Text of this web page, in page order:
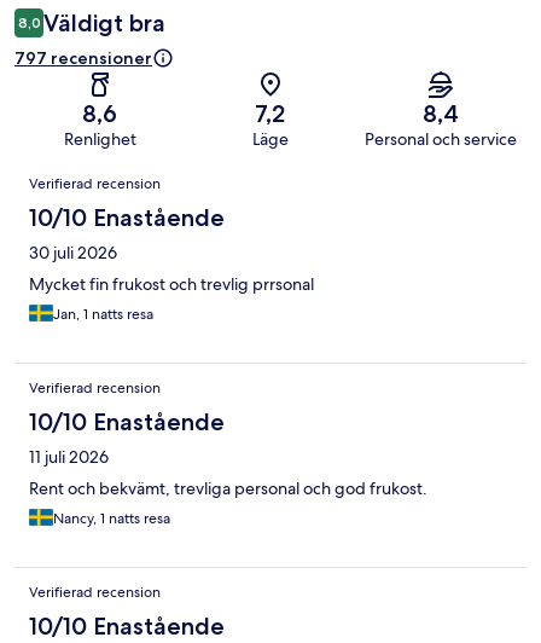
8,0 Väldigt bra
797 recensioner
8,6
Renlighet
7,2
Läge
8,4
Personal och service
Recensioner
Verifierad recension
10/10 Enastående
30 juli 2026
Mycket fin frukost och trevlig prrsonal
Jan, 1 natts resa
Verifierad recension
10/10 Enastående
11 juli 2026
Rent och bekvämt, trevliga personal och god frukost.
Nancy, 1 natts resa
Verifierad recension
10/10 Enastående